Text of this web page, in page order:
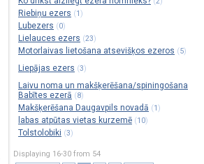
Riebiņu ezers (1)
Lubezers (0)
Lielauces ezers (23)
Motorlaivas lietošana atsevišķos ezeros (5)
Liepājas ezers (3)
Laivu noma un makšķerēšana/spiningošana
Babītes ezerā (8)
Makšķerēšana Daugavpils novadā (1)
labas atpūtas vietas kurzemē (10)
Tolstolobiki (3)
Displaying 16-30 from 54